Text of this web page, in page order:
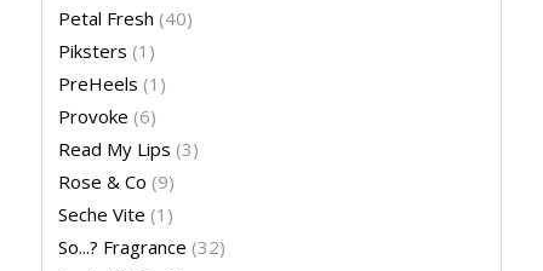
Petal Fresh (40)
Piksters (1)
PreHeels (1)
Provoke (6)
Read My Lips (3)
Rose & Co (9)
Seche Vite (1)
So...? Fragrance (32)